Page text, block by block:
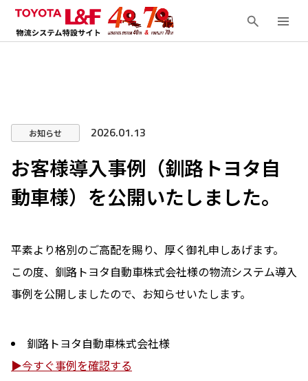
お知らせ 2026.01.13
お客様導入事例（釧路トヨタ自
動車様）を公開いたしました。
平素より格別のご高配を賜り、厚く御礼申しあげます。
この度、釧路トヨタ自動車株式会社様の物流システム導入
事例を公開しましたので、お知らせいたします。
釧路トヨタ自動車株式会社様
▶今すぐ事例を確認する